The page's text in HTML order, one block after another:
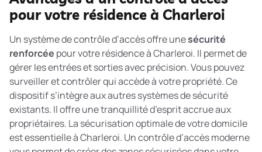
pour votre résidence à Charleroi
Un système de contrôle d’accès offre unesécurité
renforcée pour votre résidence à Charleroi. Il permet de
gérer les entrées et sorties avec précision. Vous pouvez
surveiller et contrôler qui accède à votre propriété. Ce
dispositif s’intègre aux autres systèmes de sécurité
existants. Il offre une tranquillité d’esprit accrue aux
propriétaires. La sécurisation optimale de votre domicile
est essentielle à Charleroi. Un contrôle d’accès moderne